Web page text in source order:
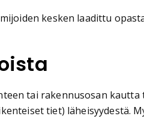
kesken laadittu
tai rakennusosan
tiet) läheisyydestä.